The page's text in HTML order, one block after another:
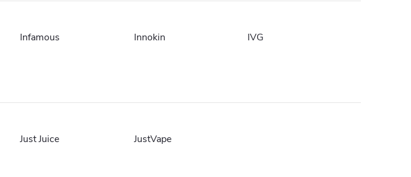
Infamous Innokin IVG
Just Juice JustVape